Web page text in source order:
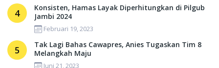
4
Konsisten, Hamas Layak Diperhitungkan di Pilgub
Jambi 2024
Februari 19, 2023
5
Tak Lagi Bahas Cawapres, Anies Tugaskan Tim 8
Melangkah Maju
Juni 21, 2023